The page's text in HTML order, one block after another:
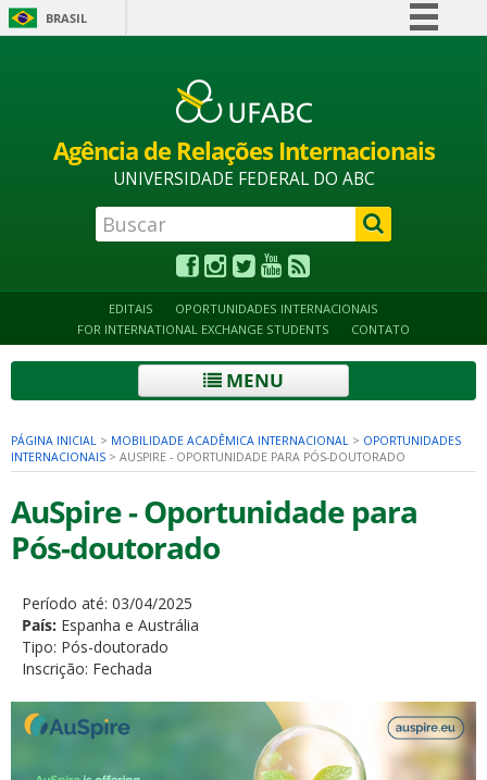
BRASIL
Acesso à informação
Canais
Agência de Relações Internacionais
UNIVERSIDADE FEDERAL DO ABC
EDITAIS
OPORTUNIDADES INTERNACIONAIS
FOR INTERNATIONAL EXCHANGE STUDENTS
CONTATO
MENU
PÁGINA INICIAL > MOBILIDADE ACADÊMICA INTERNACIONAL > OPORTUNIDADES
INTERNACIONAIS > AUSPIRE - OPORTUNIDADE PARA PÓS-DOUTORADO
AuSpire - Oportunidade para
Pós-doutorado
Período até: 03/04/2025
País: Espanha e Austrália
Tipo: Pós-doutorado
Inscrição: Fechada